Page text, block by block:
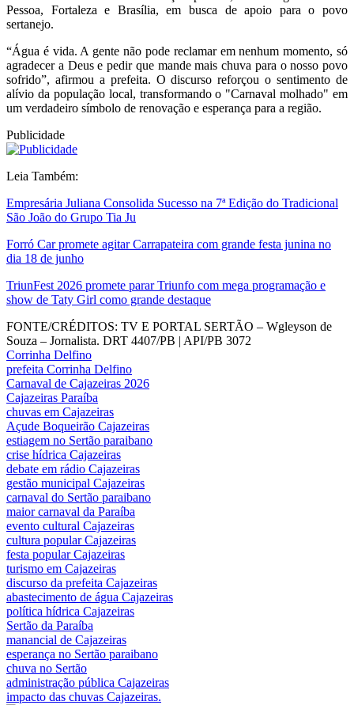
Pessoa, Fortaleza e Brasília, em busca de apoio para o povo
sertanejo.
“Água é vida. A gente não pode reclamar em nenhum momento, só
agradecer a Deus e pedir que mande mais chuva para o nosso povo
sofrido”, afirmou a prefeita. O discurso reforçou o sentimento de
alívio da população local, transformando o "Carnaval molhado" em
um verdadeiro símbolo de renovação e esperança para a região.
Publicidade
Leia Também:
Empresária Juliana Consolida Sucesso na 7ª Edição do Tradicional
São João do Grupo Tia Ju
Forró Car promete agitar Carrapateira com grande festa junina no
dia 18 de junho
TriunFest 2026 promete parar Triunfo com mega programação e
show de Taty Girl como grande destaque
FONTE/CRÉDITOS: TV E PORTAL SERTÃO – Wgleyson de
Souza – Jornalista. DRT 4407/PB | API/PB 3072
Corrinha Delfino
prefeita Corrinha Delfino
Carnaval de Cajazeiras 2026
Cajazeiras Paraíba
chuvas em Cajazeiras
Açude Boqueirão Cajazeiras
estiagem no Sertão paraibano
crise hídrica Cajazeiras
debate em rádio Cajazeiras
gestão municipal Cajazeiras
carnaval do Sertão paraibano
maior carnaval da Paraíba
evento cultural Cajazeiras
cultura popular Cajazeiras
festa popular Cajazeiras
turismo em Cajazeiras
discurso da prefeita Cajazeiras
abastecimento de água Cajazeiras
política hídrica Cajazeiras
Sertão da Paraíba
manancial de Cajazeiras
esperança no Sertão paraibano
chuva no Sertão
administração pública Cajazeiras
impacto das chuvas Cajazeiras.